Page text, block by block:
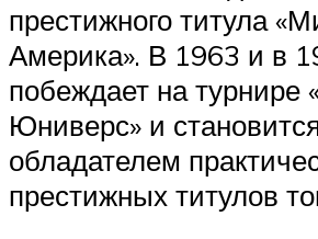
престижного титула
Америка». В 1963 и в
побеждает на турнире
Юниверс» и
обладателем
престижных титулов